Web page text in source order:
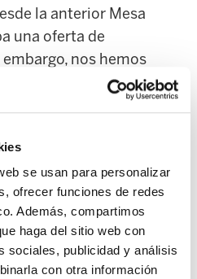
se usan para personalizar
ofrecer funciones de redes
Además, compartimos
haga del sitio web con
sociales, publicidad y análisis
con otra información
la anterior Mesa
una oferta de
nos hemos
ridículo del
únicamente 10
más de 500
Humanos ha
a la contratación de
contrataciones